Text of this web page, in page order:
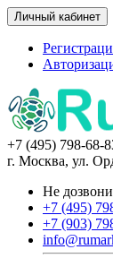
Личный кабинет
+7 (495) 798-68-
г. Москва, ул.
Не
+7 (495)
+7 (903)